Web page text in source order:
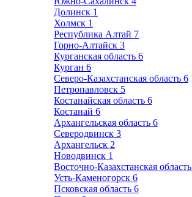
Долинск 1
Холмск 1
Республика Алтай 7
Горно-Алтайск 3
Курганская область 6
Курган 6
Северо-Казахстанская область 6
Петропавловск 5
Костанайская область 6
Костанай 6
Архангельская область 6
Северодвинск 3
Архангельск 2
Новодвинск 1
Восточно-Казахстанская область
Усть-Каменогорск 6
Псковская область 6